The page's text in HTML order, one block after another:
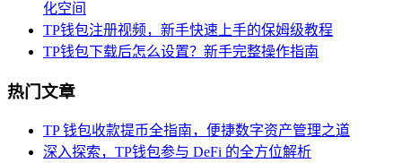
化空间
TP钱包注册视频，新手快速上手的保姆级教程
TP钱包下载后怎么设置？新手完整操作指南
热门文章
TP 钱包收款提币全指南，便捷数字资产管理之道
深入探索，TP钱包参与 DeFi 的全方位解析